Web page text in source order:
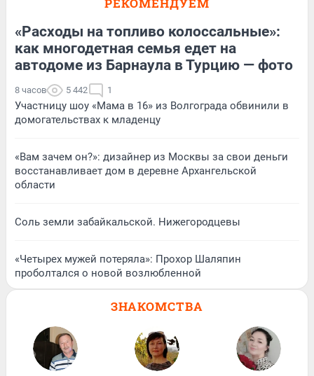
РЕКОМЕНДУЕМ
«Расходы на топливо колоссальные»:
как многодетная семья едет на
автодоме из Барнаула в Турцию — фото
8 часов 5 442 1
Участницу шоу «Мама в 16» из Волгограда обвинили в
домогательствах к младенцу
«Вам зачем он?»: дизайнер из Москвы за свои деньги
восстанавливает дом в деревне Архангельской
области
Соль земли забайкальской. Нижегородцевы
«Четырех мужей потеряла»: Прохор Шаляпин
проболтался о новой возлюбленной
ЗНАКОМСТВА